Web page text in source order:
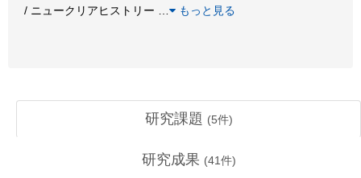
/ ニュークリアヒストリー
もっと見る
研究課題 (5件)
研究成果 (41件)